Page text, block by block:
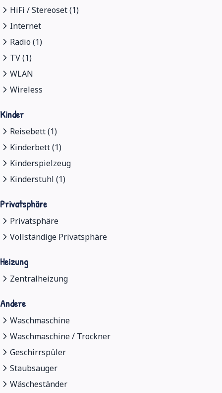
HiFi / Stereoset (1)
Internet
Radio (1)
TV (1)
WLAN
Wireless
Kinder
Reisebett (1)
Kinderbett (1)
Kinderspielzeug
Kinderstuhl (1)
Privatsphäre
Privatsphäre
Vollständige Privatsphäre
Heizung
Zentralheizung
Andere
Waschmaschine
Waschmaschine / Trockner
Geschirrspüler
Staubsauger
Wäscheständer